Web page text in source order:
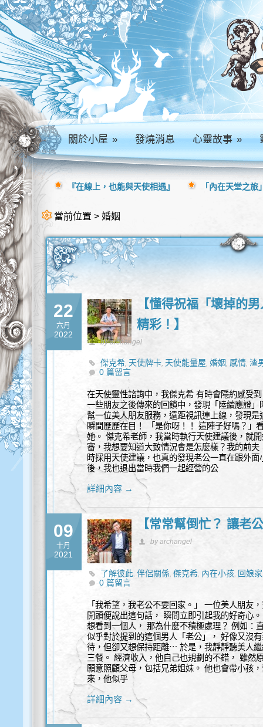
關於小屋» 發燒消息 心靈故事»
當前位置 > 婚姻
22
六月
2022
【懂得祝福「壞掉的
精彩！】
by archangel
傑克希, 天使牌卡, 天使能量屋,婚姻, 感情,渣
0 篇留言
在天使靈性諮詢中，我傑克希 有時會隱約感受
一些朋友之後傳來的回饋中，發現「陸續應證
幫一位美人朋友服務，遠距視訊連上線，發現
瞬間歷歷在目！ 「是你呀！！ 這陣子好嗎？」
她。 傑克希老師，我當時執行天使建議後，就
審，我想要知道大致情況會是怎麼樣？我的前
時採用天使建議，也真的發現老公一直在跟外
後，我也退出當時我們一起經營的公
詳細內容 →
09
十月
2021
【常常幫倒忙？ 讓老
by archangel
了解彼此,伴侶關係,傑克希, 內在小孩, 回娘家
環境,老公
0 篇留言
「我希望，我老公不要回家。」 一位美人朋友
開頭便說出這句話， 瞬間立即引起我的好奇心
想看到一個人， 那為什麼不積極處理？ 例如：
似乎對於提到的這個男人「老公」， 好像又沒
待，但卻又想保持距離⋯ 於是，我靜靜聽美人
三餐。 經濟收入，他自己也規劃的不錯， 雖然
願意照顧父母，包括兄弟姐妹。 他也會帶小孩
來，他似乎
詳細內容 →
『在線上，也能與天使相遇』 「內在天堂之